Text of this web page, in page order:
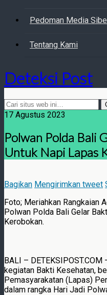
Pedoman Media
Tentang Kami
Deteksi Post
17 Agustus 2023
Polwan Polda Bali
Untuk Napi Lapas
Bagikan Mengirimkan tweet
Foto; Meriahkan Rangkaian
Polwan Polda Bali Gelar
Kerobokan.
BALI –
kegiatan Bakti Kesehatan,
Pemasyarakatan (Lapas)
dalam rangka Hari Jadi